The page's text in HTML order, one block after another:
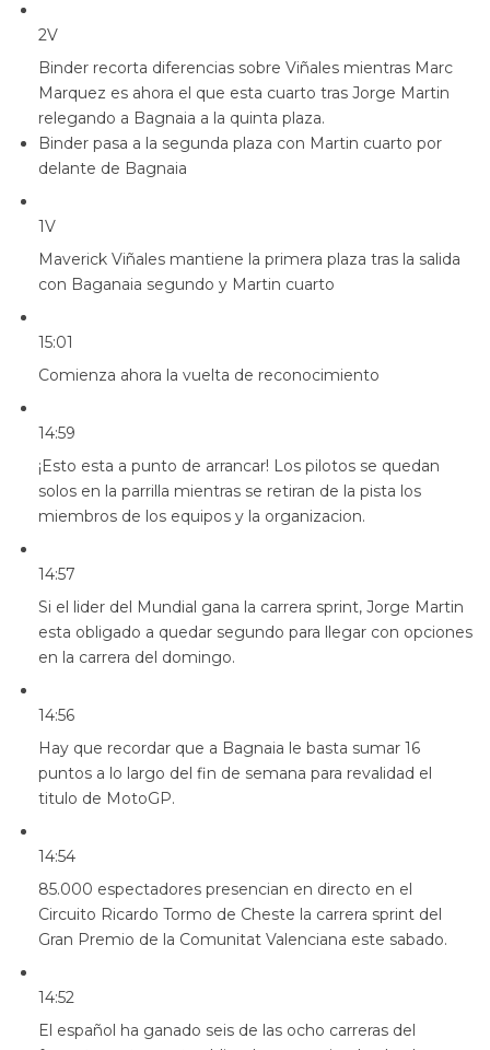
2V
Binder recorta diferencias sobre Viñales mientras Marc
Marquez es ahora el que esta cuarto tras Jorge Martin
relegando a Bagnaia a la quinta plaza.
Binder pasa a la segunda plaza con Martin cuarto por
delante de Bagnaia
1V
Maverick Viñales mantiene la primera plaza tras la salida
con Baganaia segundo y Martin cuarto
15:01
Comienza ahora la vuelta de reconocimiento
14:59
¡Esto esta a punto de arrancar! Los pilotos se quedan
solos en la parrilla mientras se retiran de la pista los
miembros de los equipos y la organizacion.
14:57
Si el lider del Mundial gana la carrera sprint, Jorge Martin
esta obligado a quedar segundo para llegar con opciones
en la carrera del domingo.
14:56
Hay que recordar que a Bagnaia le basta sumar 16
puntos a lo largo del fin de semana para revalidad el
titulo de MotoGP.
14:54
85.000 espectadores presencian en directo en el
Circuito Ricardo Tormo de Cheste la carrera sprint del
Gran Premio de la Comunitat Valenciana este sabado.
14:52
El español ha ganado seis de las ocho carreras del